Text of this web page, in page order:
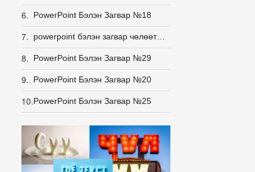
6. PowerPoint Бэлэн Загвар №18
7. powerpoint бэлэн загвар чөлөөт загвар
8. PowerPoint Бэлэн Загвар №29
9. PowerPoint Бэлэн Загвар №20
10.PowerPoint Бэлэн Загвар №25